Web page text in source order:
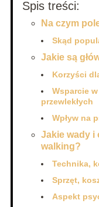
Spis treści:
Na czym
Skąd
Jakie są
Korzyści
Wsparcie
przewlekłych
Wpływ na
Jakie wady i
walking?
Technika,
Sprzęt,
Aspekt